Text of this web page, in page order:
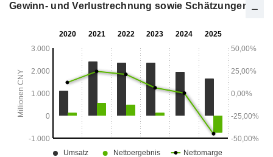
Gewinn- und Verlustrechnung sowie Schätzungen